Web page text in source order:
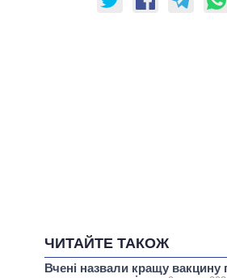
ЧИТАЙТЕ ТАКОЖ
Вчені назвали кращу вакцину